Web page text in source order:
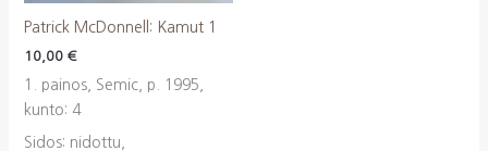
Patrick McDonnell: Kamut 1
10,00 €
1. painos, Semic, p. 1995,
kunto: 4
Sidos: nidottu,